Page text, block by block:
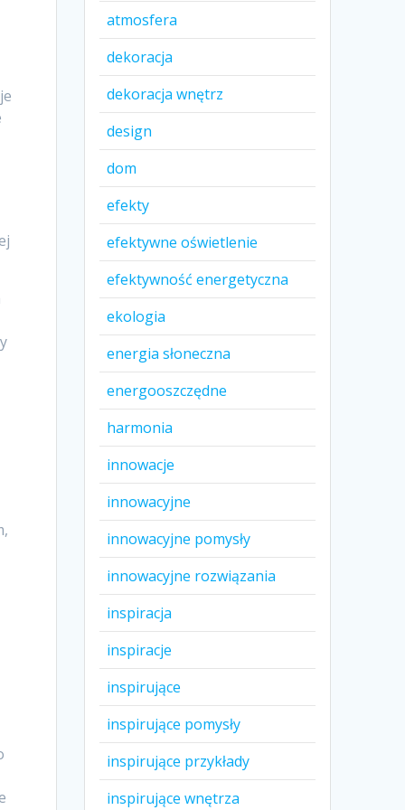
atmosfera
dekoracja
dekoracja wnętrz
design
dom
efekty
efektywne oświetlenie
efektywność energetyczna
ekologia
energia słoneczna
energooszczędne
harmonia
innowacje
innowacyjne
innowacyjne pomysły
innowacyjne rozwiązania
inspiracja
inspiracje
inspirujące
inspirujące pomysły
inspirujące przykłady
inspirujące wnętrza